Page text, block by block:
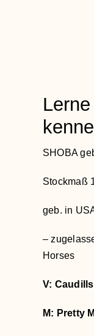
SHOBA
Stockmaß
geb. in
–
Horses
V:
M: Pretty